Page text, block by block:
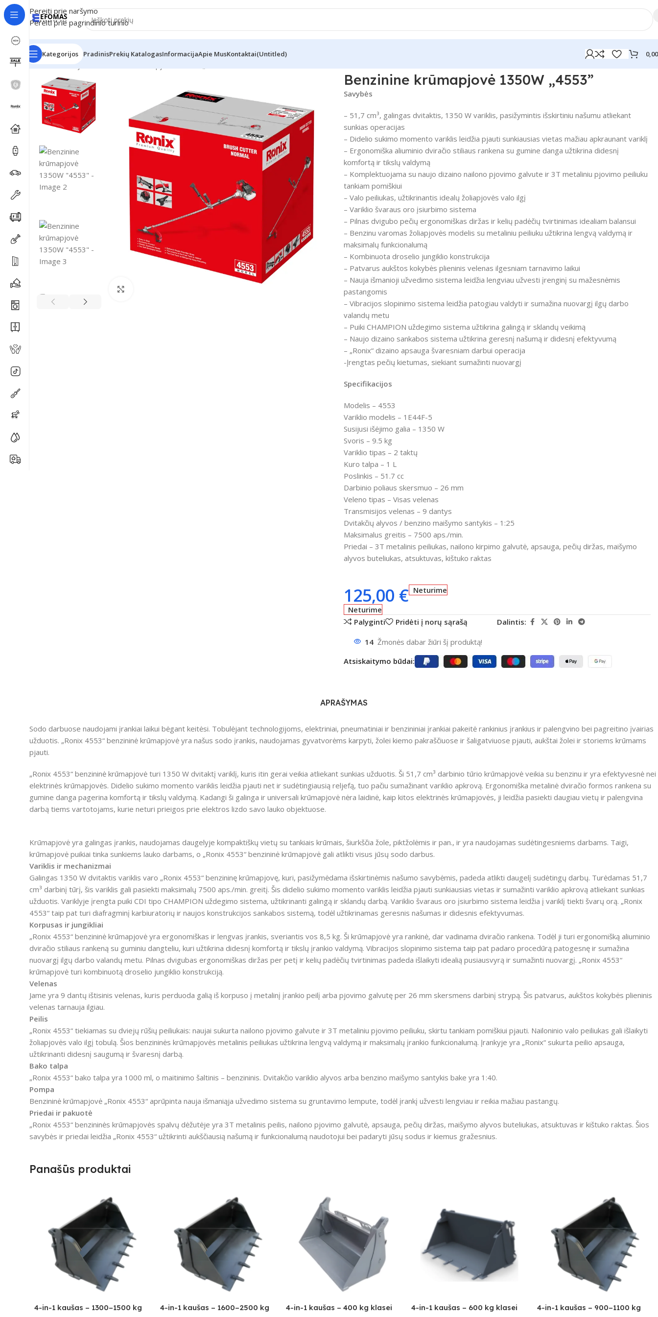
Pereiti prie naršymo
Pereiti prie pagrindinio turinio
Kategorijos PradinisPrekių KatalogasInformacijaApie MusKontaktai(Untitled)
Pradžia Naujienos
Benzinine krūmapjovė 1350W „4553”
Savybės
– 51,7 cm³, galingas dvitaktis, 1350 W variklis, pasižymintis išskirtiniu našumu atliekant
sunkias operacijas
– Didelio sukimo momento variklis leidžia pjauti sunkiausias vietas mažiau apkraunant variklį
– Ergonomiška aliuminio dviračio stiliaus rankena su gumine danga užtikrina didesnį
komfortą ir tikslų valdymą
– Komplektuojama su naujo dizaino nailono pjovimo galvute ir 3T metaliniu pjovimo peiliuku
tankiam pomiškiui
– Valo peiliukas, užtikrinantis idealų žoliapjovės valo ilgį
– Variklio švaraus oro įsiurbimo sistema
– Pilnas dvigubo pečių ergonomiškas diržas ir kelių padėčių tvirtinimas idealiam balansui
– Benzinu varomas žoliapjovės modelis su metaliniu peiliuku užtikrina lengvą valdymą ir
maksimalų funkcionalumą
– Kombinuota droselio jungiklio konstrukcija
– Patvarus aukštos kokybės plieninis velenas ilgesniam tarnavimo laikui
– Nauja išmanioji užvedimo sistema leidžia lengviau užvesti įrenginį su mažesnėmis
pastangomis
– Vibracijos slopinimo sistema leidžia patogiau valdyti ir sumažina nuovargį ilgų darbo
valandų metu
– Puiki CHAMPION uždegimo sistema užtikrina galingą ir sklandų veikimą
– Naujo dizaino sankabos sistema užtikrina geresnį našumą ir didesnį efektyvumą
– „Ronix“ dizaino apsauga švaresniam darbui operacija
-Įrengtas pečių kietumas, siekiant sumažinti nuovargį
Specifikacijos
Modelis – 4553
Variklio modelis – 1E44F-5
Susijusi išėjimo galia – 1350 W
Svoris – 9.5 kg
Variklio tipas – 2 taktų
Kuro talpa – 1 L
Poslinkis – 51.7 cc
Darbinio poliaus skersmuo – 26 mm
Veleno tipas – Visas velenas
Transmisijos velenas – 9 dantys
Dvitakčių alyvos / benzino maišymo santykis – 1:25
Maksimalus greitis – 7500 aps./min.
Priedai – 3T metalinis peiliukas, nailono kirpimo galvutė, apsauga, pečių diržas, maišymo
alyvos buteliukas, atsuktuvas, kištuko raktas
125,00 € Neturime
Neturime
Palyginti
Pridėti į norų sąrašą Dalintis:
14 Žmonės dabar žiūri šį produktą!
Atsiskaitymo būdai:
APRAŠYMAS
Sodo darbuose naudojami įrankiai laikui bėgant keitėsi. Tobulėjant technologijoms, elektriniai, pneumatiniai ir benzininiai įrankiai pakeitė rankinius įrankius ir palengvino bei pagreitino įvairias
užduotis. „Ronix 4553“ benzininė krūmapjovė yra našus sodo įrankis, naudojamas gyvatvorėms karpyti, žolei kiemo pakraščiuose ir šaligatviuose pjauti, aukštai žolei ir storiems krūmams
pjauti.
„Ronix 4553“ benzininė krūmapjovė turi 1350 W dvitaktį variklį, kuris itin gerai veikia atliekant sunkias užduotis. Ši 51,7 cm³ darbinio tūrio krūmapjovė veikia su benzinu ir yra efektyvesnė nei
elektrinės krūmapjovės. Didelio sukimo momento variklis leidžia pjauti net ir sudėtingiausią reljefą, tuo pačiu sumažinant variklio apkrovą. Ergonomiška metalinė dviračio formos rankena su
gumine danga pagerina komfortą ir tikslų valdymą. Kadangi ši galinga ir universali krūmapjovė nėra laidinė, kaip kitos elektrinės krūmapjovės, ji leidžia pasiekti daugiau vietų ir palengvina
darbą tiems vartotojams, kurie neturi prieigos prie elektros lizdo savo lauko objektuose.
Krūmapjovė yra galingas įrankis, naudojamas daugelyje kompaktiškų vietų su tankiais krūmais, šiurkščia žole, piktžolėmis ir pan., ir yra naudojamas sudėtingesniems darbams. Taigi,
krūmapjovė puikiai tinka sunkiems lauko darbams, o „Ronix 4553“ benzininė krūmapjovė gali atlikti visus jūsų sodo darbus.
Variklis ir mechanizmai
Galingas 1350 W dvitaktis variklis varo „Ronix 4553“ benzininę krūmapjovę, kuri, pasižymėdama išskirtinėmis našumo savybėmis, padeda atlikti daugelį sudėtingų darbų. Turėdamas 51,7
cm³ darbinį tūrį, šis variklis gali pasiekti maksimalų 7500 aps./min. greitį. Šis didelio sukimo momento variklis leidžia pjauti sunkiausias vietas ir sumažinti variklio apkrovą atliekant sunkias
užduotis. Variklyje įrengta puiki CDI tipo CHAMPION uždegimo sistema, užtikrinanti galingą ir sklandų darbą. Variklio švaraus oro įsiurbimo sistema leidžia į variklį tiekti švarų orą. „Ronix
4553“ taip pat turi diafragminį karbiuratorių ir naujos konstrukcijos sankabos sistemą, todėl užtikrinamas geresnis našumas ir didesnis efektyvumas.
Korpusas ir jungikliai
„Ronix 4553“ benzininė krūmapjovė yra ergonomiškas ir lengvas įrankis, sveriantis vos 8,5 kg. Ši krūmapjovė yra rankinė, dar vadinama dviračio rankena. Todėl ji turi ergonomišką aliuminio
dviračio stiliaus rankeną su guminiu dangteliu, kuri užtikrina didesnį komfortą ir tikslų įrankio valdymą. Vibracijos slopinimo sistema taip pat padaro procedūrą patogesnę ir sumažina
nuovargį ilgų darbo valandų metu. Pilnas dvigubas ergonomiškas diržas per petį ir kelių padėčių tvirtinimas padeda išlaikyti idealią pusiausvyrą ir sumažinti nuovargį. „Ronix 4553“
krūmapjovė turi kombinuotą droselio jungiklio konstrukciją.
Velenas
Jame yra 9 dantų ištisinis velenas, kuris perduoda galią iš korpuso į metalinį įrankio peilį arba pjovimo galvutę per 26 mm skersmens darbinį strypą. Šis patvarus, aukštos kokybės plieninis
velenas tarnauja ilgiau.
Peilis
„Ronix 4553“ tiekiamas su dviejų rūšių peiliukais: naujai sukurta nailono pjovimo galvute ir 3T metaliniu pjovimo peiliuku, skirtu tankiam pomiškiui pjauti. Nailoninio valo peiliukas gali išlaikyti
žoliapjovės valo ilgį tobulą. Šios benzininės krūmapjovės metalinis peiliukas užtikrina lengvą valdymą ir maksimalų įrankio funkcionalumą. Įrankyje yra „Ronix“ sukurta peilio apsauga,
užtikrinanti didesnį saugumą ir švaresnį darbą.
Bako talpa
„Ronix 4553“ bako talpa yra 1000 ml, o maitinimo šaltinis – benzininis. Dvitakčio variklio alyvos arba benzino maišymo santykis bake yra 1:40.
Pompa
Benzininė krūmapjovė „Ronix 4553“ aprūpinta nauja išmaniąja užvedimo sistema su gruntavimo lempute, todėl įrankį užvesti lengviau ir reikia mažiau pastangų.
Priedai ir pakuotė
„Ronix 4553“ benzininės krūmapjovės spalvų dėžutėje yra 3T metalinis peilis, nailono pjovimo galvutė, apsauga, pečių diržas, maišymo alyvos buteliukas, atsuktuvas ir kištuko raktas. Šios
savybės ir priedai leidžia „Ronix 4553“ užtikrinti aukščiausią našumą ir funkcionalumą naudotojui bei padaryti jūsų sodus ir kiemus gražesnius.
Panašūs produktai
4-in-1 kaušas – 1300–1500 kg
4-in-1 kaušas – 1600–2500 kg
4-in-1 kaušas – 400 kg klasei 4-in-1 kaušas – 600 kg klasei
4-in-1 kaušas – 900–1100 kg